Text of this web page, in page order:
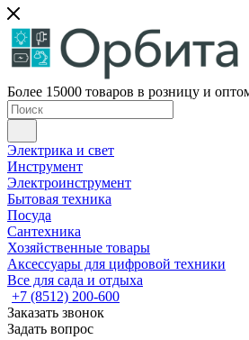
Более 15000 товаров в розницу и
Электрика и свет
Инструмент
Электроинструмент
Бытовая техника
Посуда
Сантехника
Хозяйственные товары
Аксессуары для цифровой техники
Все для сада и отдыха
+7 (8512) 200-600
Заказать звонок
Задать вопрос